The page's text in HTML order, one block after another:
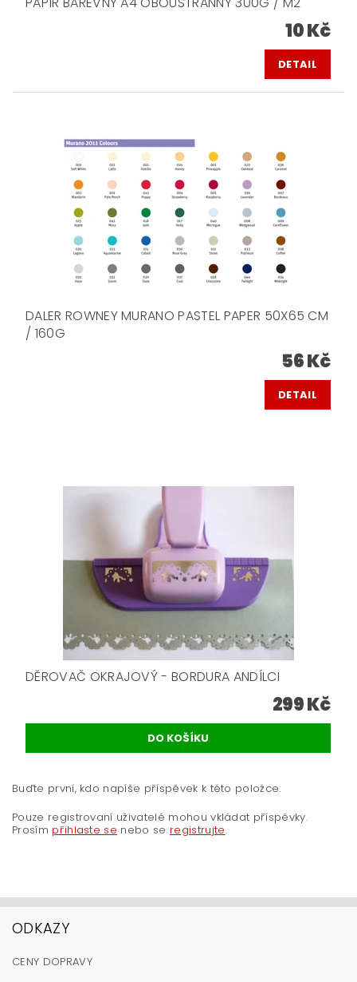
10 Kč
DETAIL
DALER ROWNEY MURANO PASTEL PAPER 50X65 CM
/ 160G
56 Kč
DETAIL
DĚROVAČ OKRAJOVÝ - BORDURA ANDÍLCI
299 Kč
Buďte první, kdo napíše příspěvek k této položce.
Pouze registrovaní uživatelé mohou vkládat příspěvky.
Prosím přihlaste se nebo se registrujte.
ODKAZY
CENY DOPRAVY